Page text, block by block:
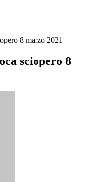
8 marzo 2021
sciopero 8